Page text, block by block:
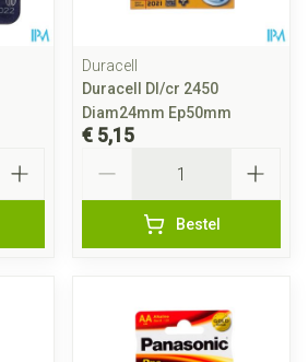
Duracell
Duracell Dl/cr 2450
Diam24mm Ep50mm
€ 5,15
Bestel